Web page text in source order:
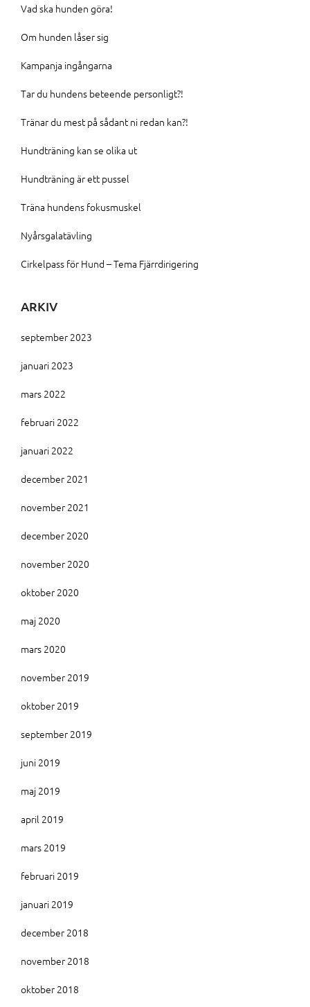
Vad ska hunden göra!
Om hunden låser sig
Kampanja ingångarna
Tar du hundens beteende personligt?!
Tränar du mest på sådant ni redan kan?!
Hundträning kan se olika ut
Hundträning är ett pussel
Träna hundens fokusmuskel
Nyårsgalatävling
Cirkelpass för Hund – Tema Fjärrdirigering
ARKIV
september 2023
januari 2023
mars 2022
februari 2022
januari 2022
december 2021
november 2021
december 2020
november 2020
oktober 2020
maj 2020
mars 2020
november 2019
oktober 2019
september 2019
juni 2019
maj 2019
april 2019
mars 2019
februari 2019
januari 2019
december 2018
november 2018
oktober 2018